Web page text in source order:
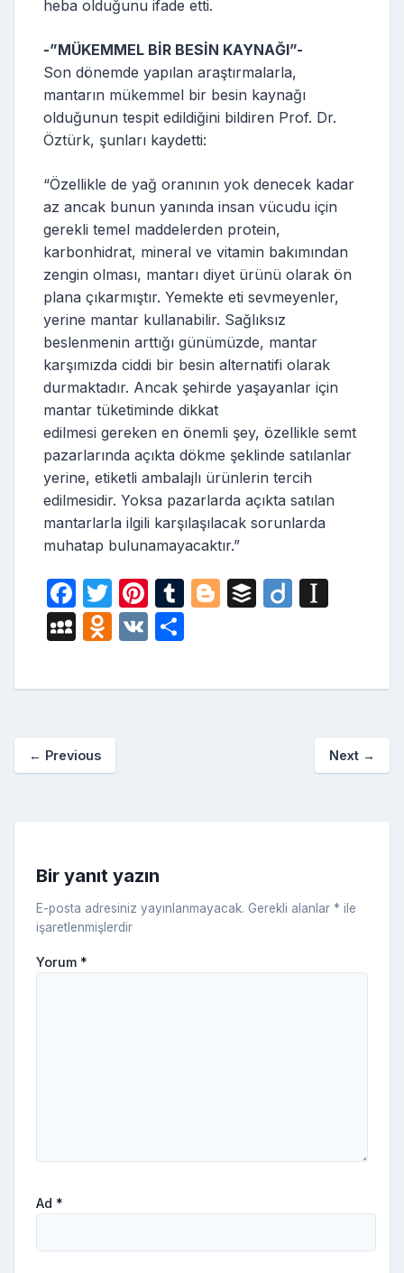
heba olduğunu ifade etti.
-”MÜKEMMEL BİR BESİN KAYNAĞI”-
Son dönemde yapılan araştırmalarla,
mantarın mükemmel bir besin kaynağı
olduğunun tespit edildiğini bildiren Prof. Dr.
Öztürk, şunları kaydetti:
“Özellikle de yağ oranının yok denecek kadar
az ancak bunun yanında insan vücudu için
gerekli temel maddelerden protein,
karbonhidrat, mineral ve vitamin bakımından
zengin olması, mantarı diyet ürünü olarak ön
plana çıkarmıştır. Yemekte eti sevmeyenler,
yerine mantar kullanabilir. Sağlıksız
beslenmenin arttığı günümüzde, mantar
karşımızda ciddi bir besin alternatifi olarak
durmaktadır. Ancak şehirde yaşayanlar için
mantar tüketiminde dikkat
edilmesi gereken en önemli şey, özellikle semt
pazarlarında açıkta dökme şeklinde satılanlar
yerine, etiketli ambalajlı ürünlerin tercih
edilmesidir. Yoksa pazarlarda açıkta satılan
mantarlarla ilgili karşılaşılacak sorunlarda
muhatap bulunamayacaktır.”
F
a
c
e
o
T
w
itt
er
Pi
nt
er
e
T
bl
Bl
g
B
r
Di
p
er
M
S
a
c
O
n
a
ki
V
ar
← Previous Next →
Bir yanıt yazın
E-posta adresiniz yayınlanmayacak. Gerekli alanlar * ile
işaretlenmişlerdir
Yorum *
Ad *